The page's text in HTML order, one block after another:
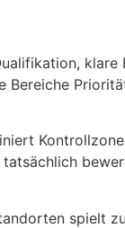
klare
Bereiche
spielt